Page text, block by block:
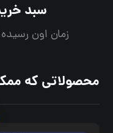
سبد
زمان اون
محصولاتی که